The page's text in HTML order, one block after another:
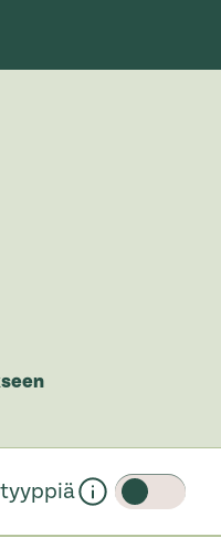
Liukupainike